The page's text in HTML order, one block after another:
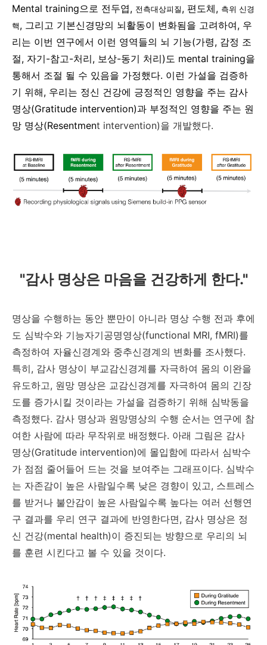
Mental training으로 전두엽, 전측대상피질 , 편도체, 측위 신경
핵 , 그리고 기본신경망의 뇌활동이 변화됨을 고려하여, 우
리는 이번 연구에서 이런 영역들의 뇌 기능(가령, 감정 조
절, 자기-참고-처리, 보상-동기 처리)도 mental training을
통해서 조절 될 수 있음을 가정했다. 이런 가설을 검증하
기 위해, 우리는 정신 건강에 긍정적인 영향을 주는 감사
명상(Gratitude intervention)과 부정적인 영향을 주는 원
망 명상(Resentment intervention)을 개발했다.
"감사 명상은 마음을 건강하게 한다."
명상을 수행하는 동안 뿐만이 아니라 명상 수행 전과 후에
도 심박수와 기능자기공명영상(functional MRI, fMRI)를
측정하여 자율신경계와 중추신경계의 변화를 조사했다.
특히, 감사 명상이 부교감신경계를 자극하여 몸의 이완을
유도하고, 원망 명상은 교감신경계를 자극하여 몸의 긴장
도를 증가시킬 것이라는 가설을 검증하기 위해 심박동을
측정했다. 감사 명상과 원망명상의 수행 순서는 연구에 참
여한 사람에 따라 무작위로 배정했다. 아래 그림은 감사
명상(Gratitude intervention)에 몰입함에 따라서 심박수
가 점점 줄어들어 드는 것을 보여주는 그래프이다. 심박수
는 자존감이 높은 사람일수록 낮은 경향이 있고, 스트레스
를 받거나 불안감이 높은 사람일수록 높다는 여러 선행연
구 결과를 우리 연구 결과에 반영한다면, 감사 명상은 정
신 건강(mental health)이 증진되는 방향으로 우리의 뇌
를 훈련 시킨다고 볼 수 있을 것이다.